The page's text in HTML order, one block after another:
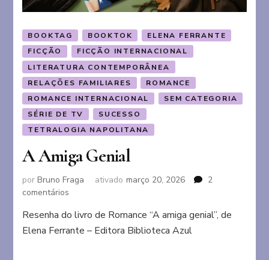
BOOKTAG BOOKTOK
ELENA FERRANTE
FICÇÃO
FICÇÃO INTERNACIONAL
LITERATURA CONTEMPORÂNEA
RELAÇÕES FAMILIARES
ROMANCE
ROMANCE INTERNACIONAL
SEM CATEGORIA
SÉRIE DE TV
SUCESSO
TETRALOGIA NAPOLITANA
A Amiga Genial
porBruno Fraga ativado março 20, 2026
2
comentários
Amiga
Genial
Resenha do livro de Romance “A amiga genial”, de
Elena Ferrante – Editora Biblioteca Azul